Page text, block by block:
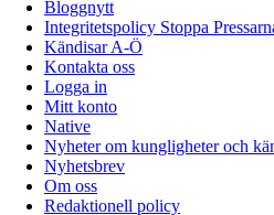
Bloggnytt
Integritetspolicy Stoppa
Kändisar A-Ö
Kontakta oss
Logga in
Mitt konto
Native
Nyheter om kungligheter och
Nyhetsbrev
Om oss
Redaktionell policy